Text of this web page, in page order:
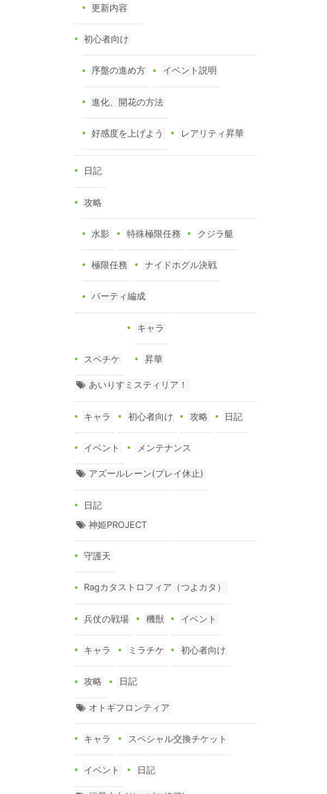
更新内容
初心者向け
序盤の進め方 イベント説明
進化、開花の方法
好感度を上げよう レアリティ昇華
日記
攻略
水影 特殊極限任務 クジラ艇
極限任務 ナイドホグル決戦
パーティ編成
スペチケ
キャラ
昇華
あいりすミスティリア！
キャラ 初心者向け 攻略 日記
イベント メンテナンス
アズールレーン(プレイ休止)
日記
神姫PROJECT
守護天
Ragカタストロフィア（つよカタ）
兵仗の戦場 機獣 イベント
キャラ ミラチケ 初心者向け
攻略 日記
オトギフロンティア
キャラ スペシャル交換チケット
イベント 日記